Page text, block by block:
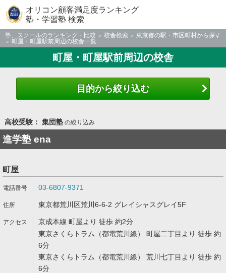
オリコン顧客満足度ランキング
塾・学習塾 検索
塾、スクールのランキング・比較 校舎検索
東京都の駅・市区町村から探す
町屋・町屋駅前周辺の校舎一覧
町屋・町屋駅前周辺の校舎
目的から絞り込む
高校受験： 集団塾の絞り込み
進学塾 ena
町屋
03-6807-9371
東京都荒川区荒川6-6-2 グレイシャスグレイ5F
京成本線 町屋より 徒歩 約2分
東京さくらトラム（都電荒川線） 町屋二丁目より 徒歩 約
6分
東京さくらトラム（都電荒川線） 荒川七丁目より 徒歩 約
6分